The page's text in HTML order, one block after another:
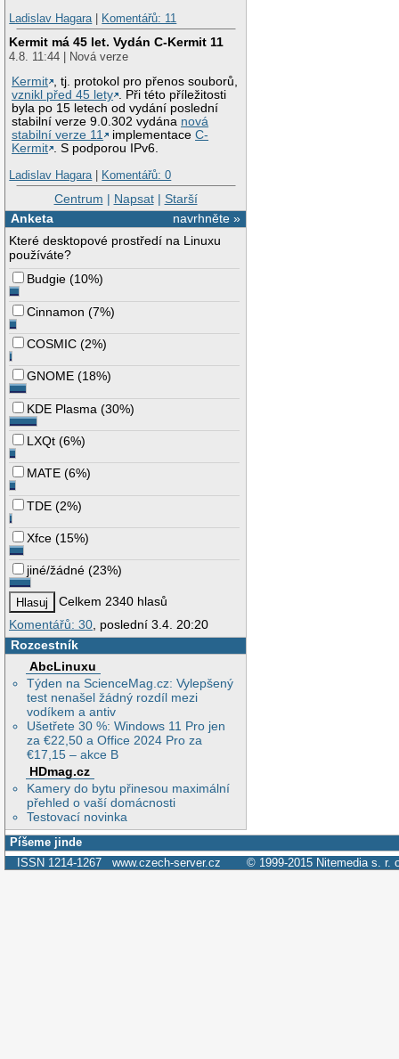
Ladislav Hagara| Komentářů: 11
Kermit má 45 let. Vydán C-Kermit 11
4.8. 11:44 | Nová verze
Kermit , tj. protokol pro přenos souborů,
vznikl před 45 lety . Při této příležitosti
byla po 15 letech od vydání poslední
stabilní verze 9.0.302 vydána nová
stabilní verze 11
implementaceC-
Kermit . S podporou IPv6.
Ladislav Hagara| Komentářů: 0
Centrum | Napsat| Starší
navrhněte »
Anketa
Které desktopové prostředí na Linuxu
používáte?
Budgie (10%)
Cinnamon (7%)
COSMIC (2%)
GNOME (18%)
KDE Plasma (30%)
LXQt (6%)
MATE (6%)
TDE (2%)
Xfce (15%)
jiné/žádné (23%)
Celkem 2340 hlasů
Komentářů: 30 , poslední 3.4. 20:20
Rozcestník
AbcLinuxu
Týden na ScienceMag.cz: Vylepšený
test nenašel žádný rozdíl mezi
vodíkem a antiv
Ušetřete 30 %: Windows 11 Pro jen
za €22,50 a Office 2024 Pro za
€17,15 – akce B
HDmag.cz
Kamery do bytu přinesou maximální
přehled o vaší domácnosti
Testovací novinka
Píšeme jinde
ISSN 1214-1267 www.czech-server.cz © 1999-2015 Nitemedia s. r.